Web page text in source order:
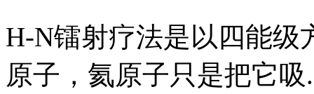
H-N镭射疗法是以四能级
原子，氦原子只是把它吸